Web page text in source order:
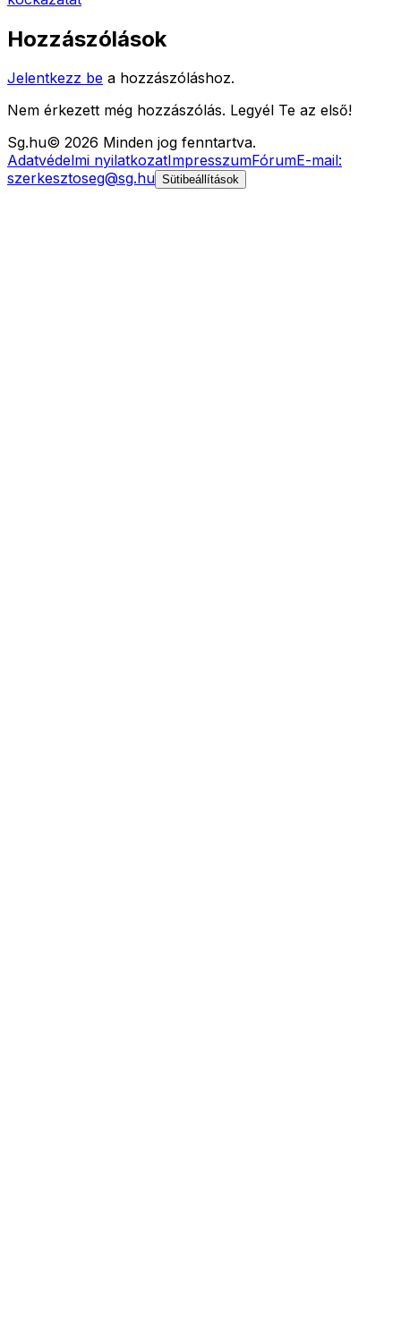
Hozzászólások
Jelentkezz be a hozzászóláshoz.
Nem érkezett még hozzászólás. Legyél Te az első!
Sg.hu© 2026 Minden jog fenntartva.
Adatvédelmi nyilatkozatImpresszumFórumE-mail:
szerkesztoseg@sg.hu Sütibeállítások